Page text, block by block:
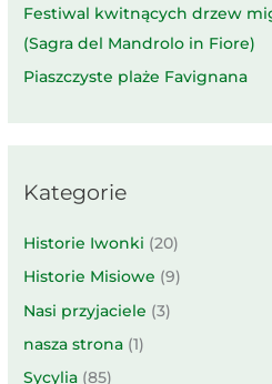
Festiwal kwitnących drzew
(Sagra del Mandrolo in Fiore)
Piaszczyste plaże Favignana
Kategorie
Historie Iwonki (20)
Historie Misiowe (9)
Nasi przyjaciele (3)
nasza strona (1)
Sycylia (85)